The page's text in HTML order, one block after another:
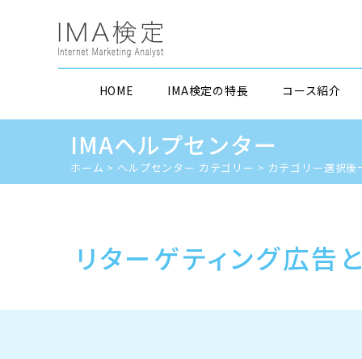
HOME IMA検定の特長 コース紹介
IMAヘルプセンター
ホーム > ヘルプセンター カテゴリー > カテゴリー選択後
リターゲティング広告